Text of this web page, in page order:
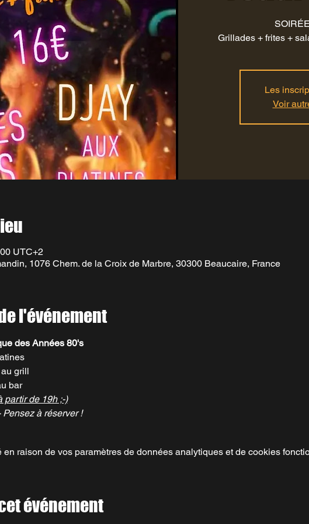
Grillades + frites +
Les
Voir
UTC+2
1076 Chem. de la Croix de Marbre, 30300 Beaucaire, France
l'événement
des Années 80's
grill
bar
partir de 19h ;-)
à réserver !
raison de vos paramètres de données analytiques et de cookies
événement